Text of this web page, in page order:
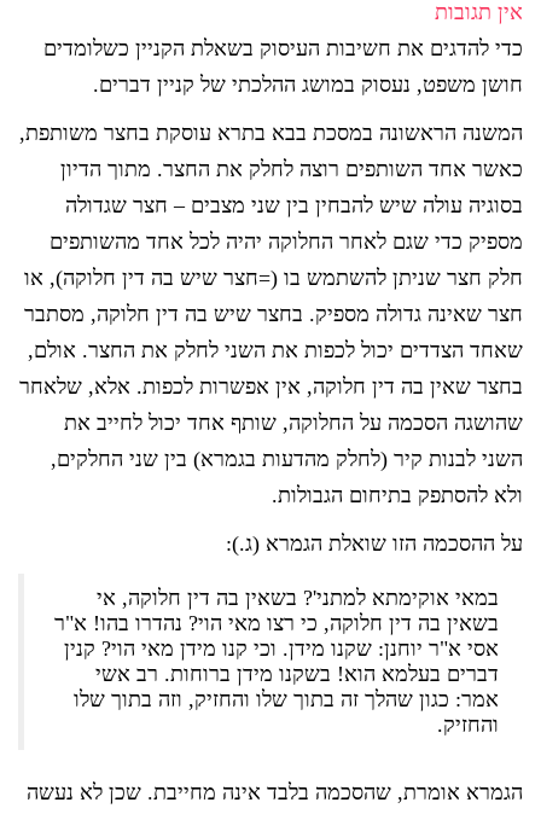
אין תגובות
כדי להדגים את חשיבות העיסוק בשאלת הקניין כשלומדים
חושן משפט, נעסוק במושג ההלכתי של קניין דברים.
המשנה הראשונה במסכת בבא בתרא עוסקת בחצר משותפת,
כאשר אחד השותפים רוצה לחלק את החצר. מתוך הדיון
בסוגיה עולה שיש להבחין בין שני מצבים – חצר שגדולה
מספיק כדי שגם לאחר החלוקה יהיה לכל אחד מהשותפים
חלק חצר שניתן להשתמש בו (=חצר שיש בה דין חלוקה), או
חצר שאינה גדולה מספיק. בחצר שיש בה דין חלוקה, מסתבר
שאחד הצדדים יכול לכפות את השני לחלק את החצר. אולם,
בחצר שאין בה דין חלוקה, אין אפשרות לכפות. אלא, שלאחר
שהושגה הסכמה על החלוקה, שותף אחד יכול לחייב את
השני לבנות קיר (לחלק מהדעות בגמרא) בין שני החלקים,
ולא להסתפק בתיחום הגבולות.
על ההסכמה הזו שואלת הגמרא (ג.):
במאי אוקימתא למתני'? בשאין בה דין חלוקה, אי
בשאין בה דין חלוקה, כי רצו מאי הוי? נהדרו בהו! א"ר
אסי א"ר יוחנן: שקנו מידן. וכי קנו מידן מאי הוי? קנין
דברים בעלמא הוא! בשקנו מידן ברוחות. רב אשי
אמר: כגון שהלך זה בתוך שלו והחזיק, וזה בתוך שלו
והחזיק.
הגמרא אומרת, שהסכמה בלבד אינה מחייבת. שכן לא נעשה